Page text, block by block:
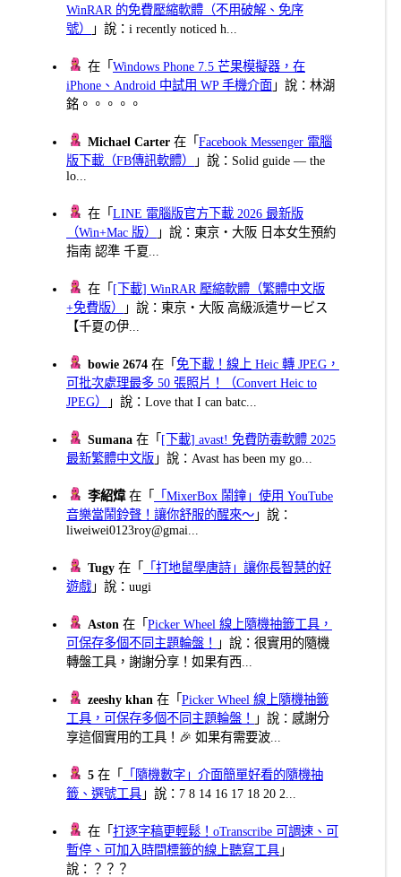
WinRAR 的免費壓縮軟體（不用破解、免序
號）
」說：i recently noticed h...
在「Windows Phone 7.5 芒果模擬器，在
iPhone、Android 中試用 WP 手機介面 」說：林湖
銘。。。。。
Michael Carter 在「Facebook Messenger 電腦
版下載（FB傳訊軟體）
」說：Solid guide — the
lo...
在「LINE 電腦版官方下載 2026 最新版
（Win+Mac 版）
」說：東京・大阪 日本女生預約
指南 認準 千夏...
在「 [下載] WinRAR 壓縮軟體（繁體中文版
+免費版）
」說：東京・大阪 高級派遣サービス
【千夏の伊...
bowie 2674 在「免下載！線上 Heic 轉 JPEG，
可批次處理最多 50 張照片！（Convert Heic to
JPEG）
」說：Love that I can batc...
Sumana 在「 [下載] avast! 免費防毒軟體 2025
最新繁體中文版 」說：Avast has been my go...
李紹煒在「
「MixerBox 鬧鐘」使用 YouTube
音樂當鬧鈴聲！讓你舒服的醒來～ 」說：
liweiwei0123roy@gmai...
Tugy 在「
「打地鼠學唐詩」讓你長智慧的好
遊戲 」說：uugi
Aston 在「Picker Wheel 線上隨機抽籤工具，
可保存多個不同主題輪盤！
」說：很實用的隨機
轉盤工具，謝謝分享！如果有西...
zeeshy khan 在「Picker Wheel 線上隨機抽籤
工具，可保存多個不同主題輪盤！
」說：感謝分
享這個實用的工具！🎉 如果有需要波...
5 在「
「隨機數字」介面簡單好看的隨機抽
籤、選號工具 」說：7 8 14 16 17 18 20 2...
在「打逐字稿更輕鬆！oTranscribe 可調速、可
暫停、可加入時間標籤的線上聽寫工具 」
說：？？？